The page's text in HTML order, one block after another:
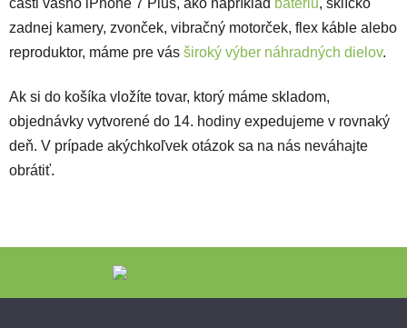
časti vášho iPhone 7 Plus, ako napríklad batériu, sklíčko
zadnej kamery, zvonček, vibračný motorček, flex káble alebo
reproduktor, máme pre vás široký výber náhradných dielov.
Ak si do košíka vložíte tovar, ktorý máme skladom,
objednávky vytvorené do 14. hodiny expedujeme v rovnaký
deň. V prípade akýchkoľvek otázok sa na nás neváhajte
obrátiť.